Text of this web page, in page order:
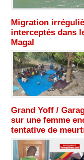
Migration
interceptés dans
Magal
Grand Yoff /
sur une femme
tentative de